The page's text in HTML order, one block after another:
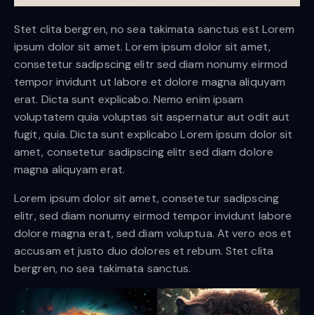
Stet clita bergren, no sea takimata sanctus est Lorem
ipsum dolor sit amet. Lorem ipsum dolor sit amet,
consetetur sadipscing elitr sed diam nonumy eirmod
tempor invidunt ut labore et dolore magna aliquyam
erat. Dicta sunt explicabo. Nemo enim ipsam
voluptatem quia voluptas sit aspernatur aut odit aut
fugit, quia. Dicta sunt explicabo Lorem ipsum dolor sit
amet, consetetur sadipscing elitr sed diam dolore
magna aliquyam erat.
Lorem ipsum dolor sit amet, consetetur sadipscing
elitr, sed diam nonumy eirmod tempor invidunt labore
dolore magna erat, sed diam voluptua. At vero eos et
accusam et justo duo dolores et rebum. Stet clita
bergren, no sea takimata sanctus.